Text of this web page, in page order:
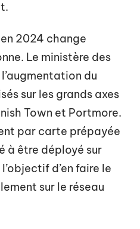
2024 change
Le ministère des
du
sur les grands axes
Town et Portmore.
par carte prépayée
à être déployé sur
d’en faire le
sur le réseau